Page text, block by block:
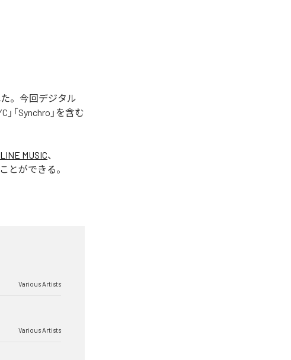
た。今回デジタル
」「Synchro」を含む
LINE MUSIC、
とができる。
Various Artists
Various Artists